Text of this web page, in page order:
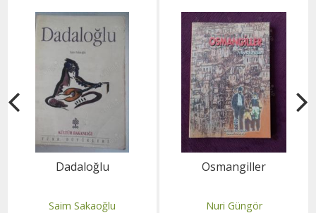
Dadaloğlu
Saim Sakaoğlu
Osmangiller
Nuri Güngör